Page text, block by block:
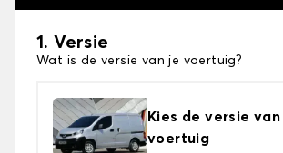
1. Versie
Wat is de versie van je voertuig?
Kies de versie van
voertuig